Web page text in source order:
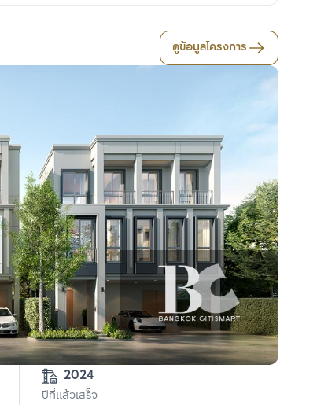
ดูข้อมูลโครงการ
2024
ปีที่แล้วเสร็จ